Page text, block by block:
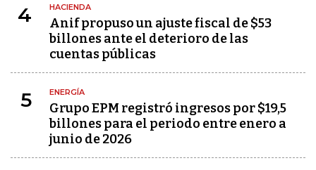
4 HACIENDA
Anif propuso un ajuste fiscal de $53
billones ante el deterioro de las
cuentas públicas
5 ENERGÍA
Grupo EPM registró ingresos por $19,5
billones para el periodo entre enero a
junio de 2026